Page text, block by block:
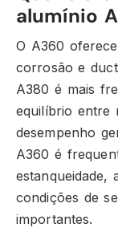
alumínio
O A360
corrosão e
A380 é mais
equilíbrio entre
desempenho
A360 é
estanqueidade,
condições de
importantes.